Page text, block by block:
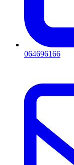
064696166